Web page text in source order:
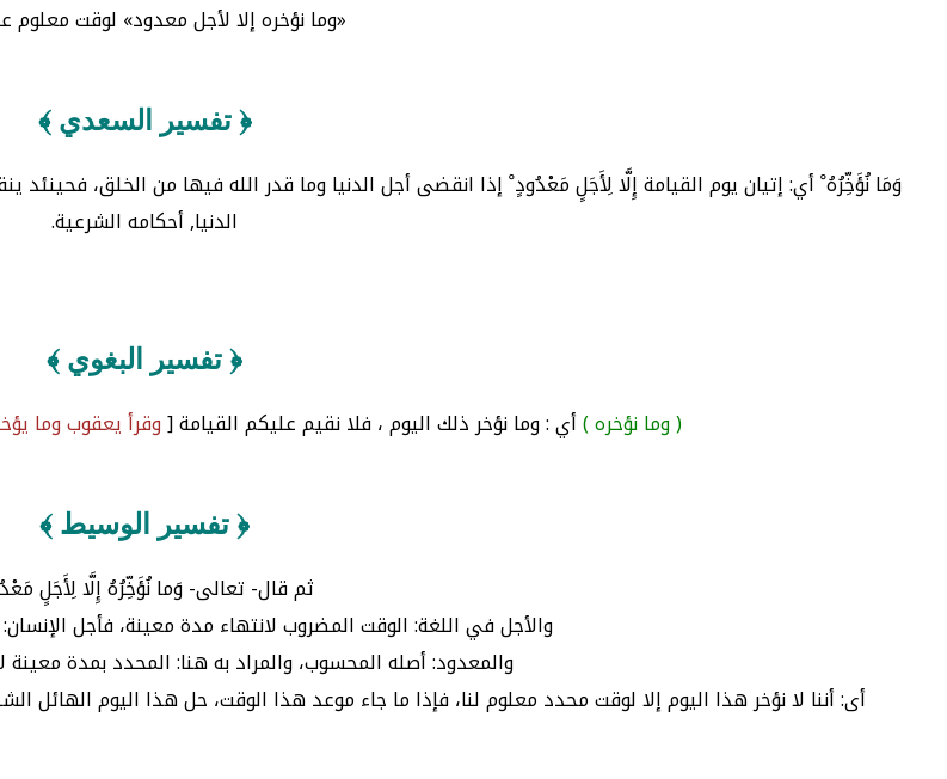
«وما نؤخره إلا لأجل معدود» لوقت معلوم
﴿ تفسير السعدي ﴾
وَمَا نُؤَخِّرُهُ ْ أي: إتيان يوم القيامة إِلَّا لِأَجَلٍ مَعْدُودٍ ْ إذا انقضى أجل الدنيا وما قدر الله فيها من الخلق،
الدنيا, أحكامه الشرعية.
﴿ تفسير البغوي ﴾
( وما نؤخره )أي : وما نؤخر ذلك اليوم ، فلا نقيم عليكم القيامة [وقرأ يعقوب وما
﴿ تفسير الوسيط ﴾
ثم قال- تعالى- وَما نُؤَخِّرُهُ إِلَّا لِأَجَلٍ
والأجل في اللغة: الوقت المضروب لانتهاء مدة معينة، فأجل
والمعدود: أصله المحسوب، والمراد به هنا: المحدد بمدة معينة
أى: أننا لا نؤخر هذا اليوم إلا لوقت محدد معلوم لنا، فإذا ما جاء موعد هذا الوقت، حل هذا اليوم